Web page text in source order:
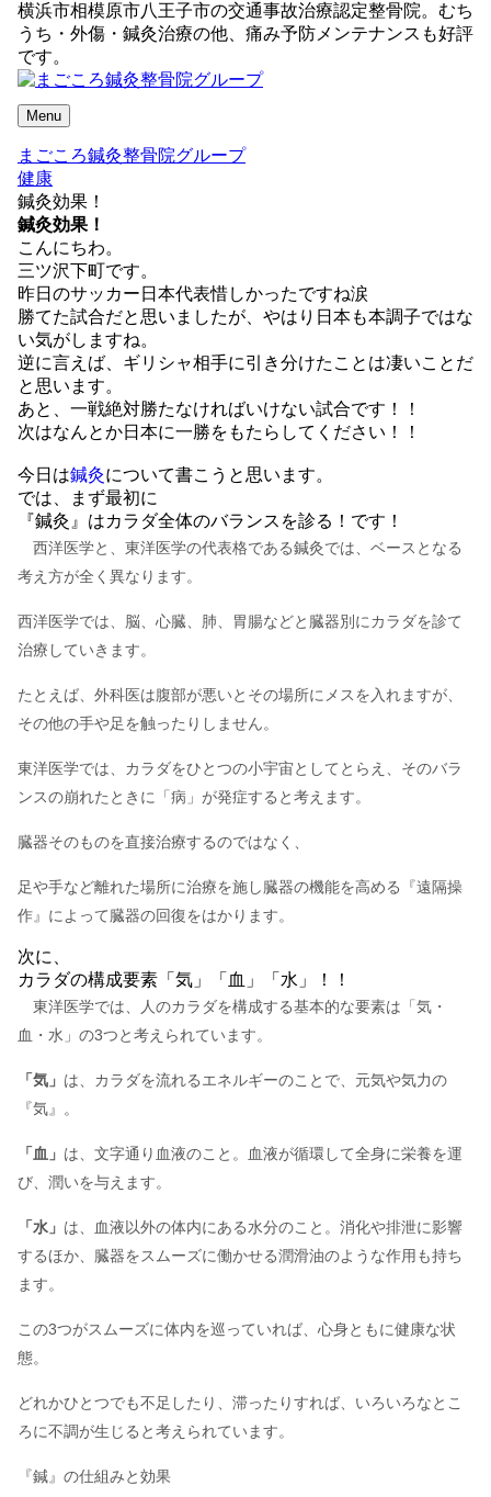
横浜市相模原市八王子市の交通事故治療認定整骨院。むち
うち・外傷・鍼灸治療の他、痛み予防メンテナンスも好評
です。
Menu
まごころ鍼灸整骨院グループ
健康
鍼灸効果！
鍼灸効果！
こんにちわ。
三ツ沢下町です。
昨日のサッカー日本代表惜しかったですね涙
勝てた試合だと思いましたが、やはり日本も本調子ではな
い気がしますね。
逆に言えば、ギリシャ相手に引き分けたことは凄いことだ
と思います。
あと、一戦絶対勝たなければいけない試合です！！
次はなんとか日本に一勝をもたらしてください！！
今日は鍼灸について書こうと思います。
では、まず最初に
『鍼灸』はカラダ全体のバランスを診る！です！
西洋医学と、東洋医学の代表格である鍼灸では、ベースとなる
考え方が全く異なります。
西洋医学では、脳、心臓、肺、胃腸などと臓器別にカラダを診て
治療していきます。
たとえば、外科医は腹部が悪いとその場所にメスを入れますが、
その他の手や足を触ったりしません。
東洋医学では、カラダをひとつの小宇宙としてとらえ、そのバラ
ンスの崩れたときに「病」が発症すると考えます。
臓器そのものを直接治療するのではなく、
足や手など離れた場所に治療を施し臓器の機能を高める『遠隔操
作』によって臓器の回復をはかります。
次に、
カラダの構成要素「気」「血」「水」！！
東洋医学では、人のカラダを構成する基本的な要素は「気・
血・水」の3つと考えられています。
「気」 は、カラダを流れるエネルギーのことで、元気や気力の
『気』。
「血」 は、文字通り血液のこと。血液が循環して全身に栄養を運
び、潤いを与えます。
「水」 は、血液以外の体内にある水分のこと。消化や排泄に影響
するほか、臓器をスムーズに働かせる潤滑油のような作用も持ち
ます。
この3つがスムーズに体内を巡っていれば、心身ともに健康な状
態。
どれかひとつでも不足したり、滞ったりすれば、いろいろなとこ
ろに不調が生じると考えられています。
『鍼』の仕組みと効果